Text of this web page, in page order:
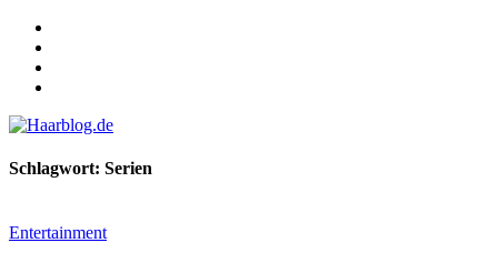
Haarblog.de
Haarpflege | Haarstyling | Beauty | Entertainment
Schlagwort: Serien
Entertainment